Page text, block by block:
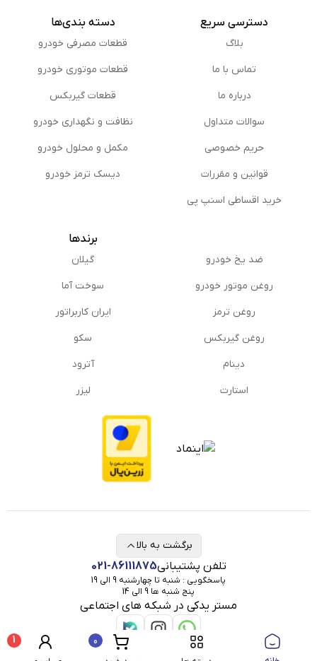
دسترسی سریع
بلاگ
تماس با ما
درباره ما
سوالات متداول
حریم خصوصی
قوانین و مقررات
خرید اقساطی اسنپ پی
دسته بندی‌ها
قطعات مصرفی خودرو
قطعات موتوری خودرو
قطعات گیربکس
نظافت و نگهداری خودرو
مكمل و محلول خودرو
دیسک ترمز خودرو
ضد یخ خودرو
روغن موتور خودرو
روغن ترمز
روغن گیربكس
دینام
استارت
برندها
گیلان
سوخت آما
ایران کاربراتور
سکو
آترود
لیزر
تلفن پشتیبانی021-86111875
پاسخگویی : شنبه تا چهارشنبه 9 الی 19
پنج شنبه ها 9 الی 14
مستر یدکی در شبکه های اجتماعی
برگشت به بالا
0
1